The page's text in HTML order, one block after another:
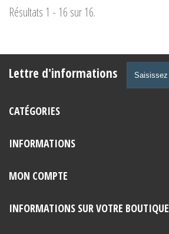
Résultats 1 - 16 sur 16.
Lettre d'informations
CATÉGORIES
INFORMATIONS
MON COMPTE
INFORMATIONS SUR VOTRE BOUTIQUE